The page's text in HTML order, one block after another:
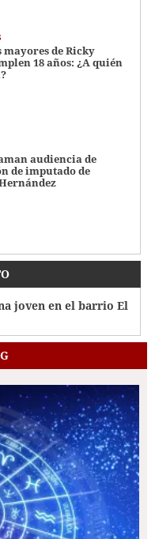
mayores de Ricky
18 años: ¿A quién
audiencia de
de imputado de
joven en el barrio El